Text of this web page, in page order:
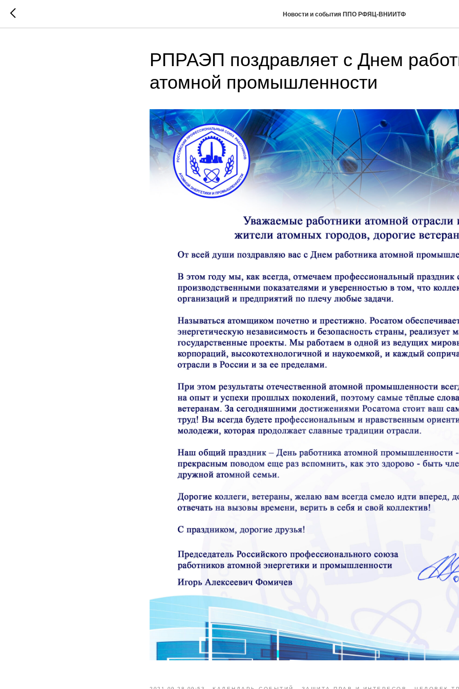
Новости и события ППО РФЯЦ-ВНИИТФ
РПРАЭП поздравляет с Днем
атомной промышленности